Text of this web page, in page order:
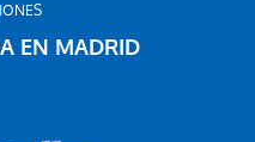
EN MADRID